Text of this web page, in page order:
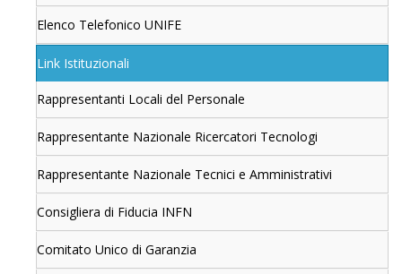
Elenco Telefonico UNIFE
Link Istituzionali
Rappresentanti Locali del Personale
Rappresentante Nazionale Ricercatori Tecnologi
Rappresentante Nazionale Tecnici e Amministrativi
Consigliera di Fiducia INFN
Comitato Unico di Garanzia